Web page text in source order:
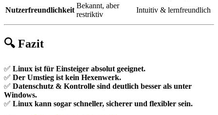
Nutzerfreundlichkeit
Bekannt, aber
restriktiv
Intuitiv & lernfreundlich
🔍 Fazit
✅ Linux ist für Einsteiger absolut geeignet.
✅ Der Umstieg ist kein Hexenwerk.
✅ Datenschutz & Kontrolle sind deutlich besser als unter
Windows.
✅ Linux kann sogar schneller, sicherer und flexibler sein.